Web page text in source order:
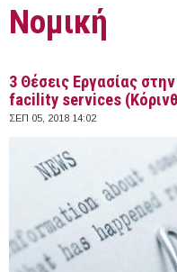
Νομική
3 Θέσεις Εργασίας
facility services
ΣΕΠ 05, 2018 14:02